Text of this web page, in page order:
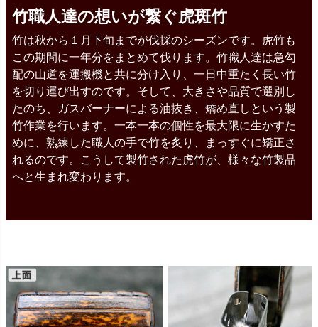
竹職人達の想いが繋ぐ虎斑竹
竹は秋から１月下旬までが伐採のシーズンです。虎竹も
この期間に一年分をまとめて伐ります。竹職人達は急勾
配の山道を運搬機と共に分け入り、一日中重たく長い竹
を切り運び出すのです。そして、大きさや品質で選別し
たのち、ガスバーナーによる油抜き、矯め直しという製
竹作業を行います。一本一本の個性を最大限に生かすた
めに、熟練した職人の手で竹を炙り、まっすぐに矯正さ
れるのです。こうして製竹された虎竹が、様々な竹製品
へと生まれ変わります。